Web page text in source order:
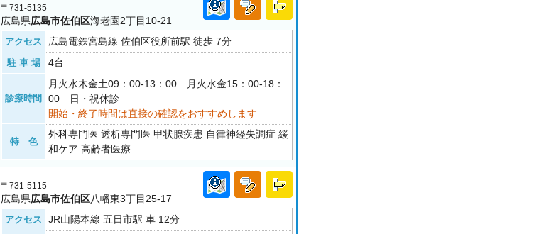
〒731-5135
広島県広島市佐伯区海老園2丁目10-21
アクセス 広島電鉄宮島線 佐伯区役所前駅 徒歩 7分
駐 車 場 4台
診療時間
月火水木金土09：00-13：00 月火水金15：00-18：
00 日・祝休診
開始・終了時間は直接の確認をおすすめします
特 色
外科専門医 透析専門医 甲状腺疾患 自律神経失調症 緩
和ケア 高齢者医療
〒731-5115
広島県広島市佐伯区八幡東3丁目25-17
アクセス JR山陽本線 五日市駅 車 12分